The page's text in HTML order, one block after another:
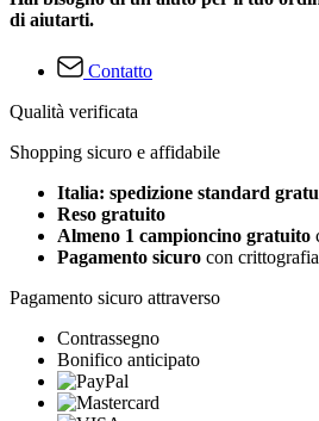
di aiutarti.
Contatto
Qualità verificata
Shopping sicuro e affidabile
Italia: spedizione standard
Reso gratuito
Almeno 1 campioncino gratuito
Pagamento sicuro con
Pagamento sicuro attraverso
Contrassegno
Bonifico anticipato